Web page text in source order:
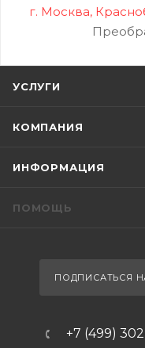
г. Москва,
УСЛУГИ
КОМПАНИЯ
ИНФОРМАЦИЯ
ПОМОЩЬ
ПОДПИСАТЬСЯ
+7 (499)